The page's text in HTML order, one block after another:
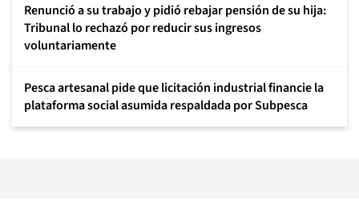
Renunció a su trabajo y pidió rebajar pensión de su hija:
Tribunal lo rechazó por reducir sus ingresos
voluntariamente
Pesca artesanal pide que licitación industrial financie la
plataforma social asumida respaldada por Subpesca